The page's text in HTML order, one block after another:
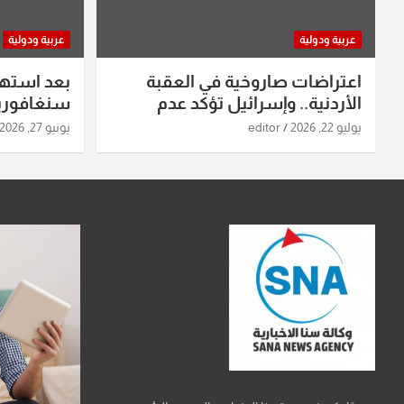
عربية ودولية
اعتراضات صاروخية في العقبة
الأردنية.. وإسرائيل تؤكد عدم
استهدافها
يوليو 22, 2026 editor
عربية ودولية
بعد
ومواقع
يونيو 27, 2026